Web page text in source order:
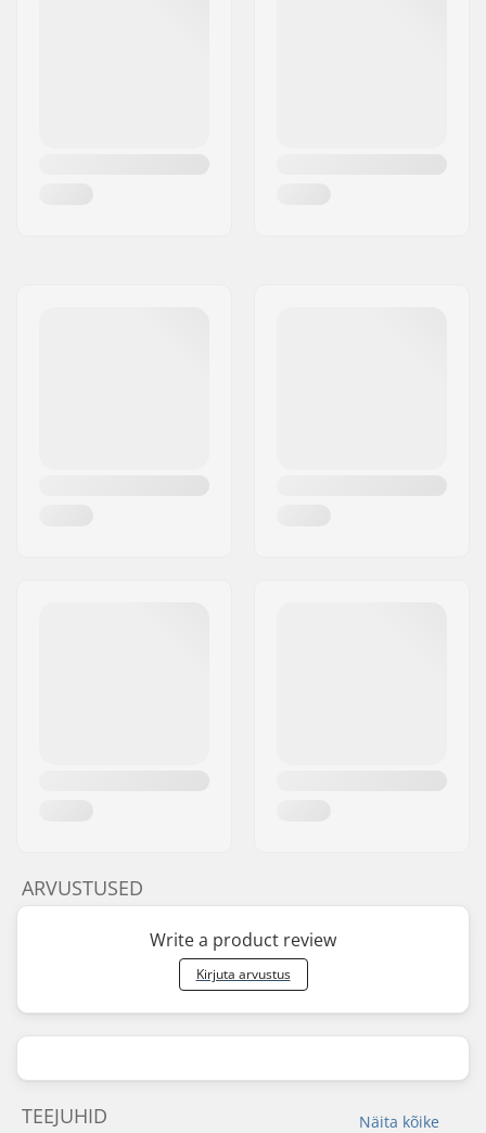
ARVUSTUSED
Write a product review
Kirjuta arvustus
Näita kõike
TEEJUHID